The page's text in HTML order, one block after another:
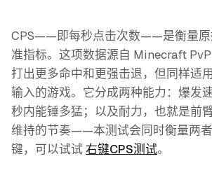
CPS——即每秒点击次数——是衡量原
准指标。这项数据源自 Minecraft
打出更多命中和更强击退，但同样适
输入的游戏。它分成两种能力：爆发
秒内能锤多猛；以及耐力，也就是前
维持的节奏——本测试会同时衡量两
键，可以试试 右键CPS测试。